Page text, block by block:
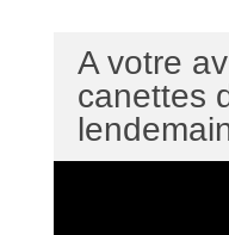
A votre
canettes